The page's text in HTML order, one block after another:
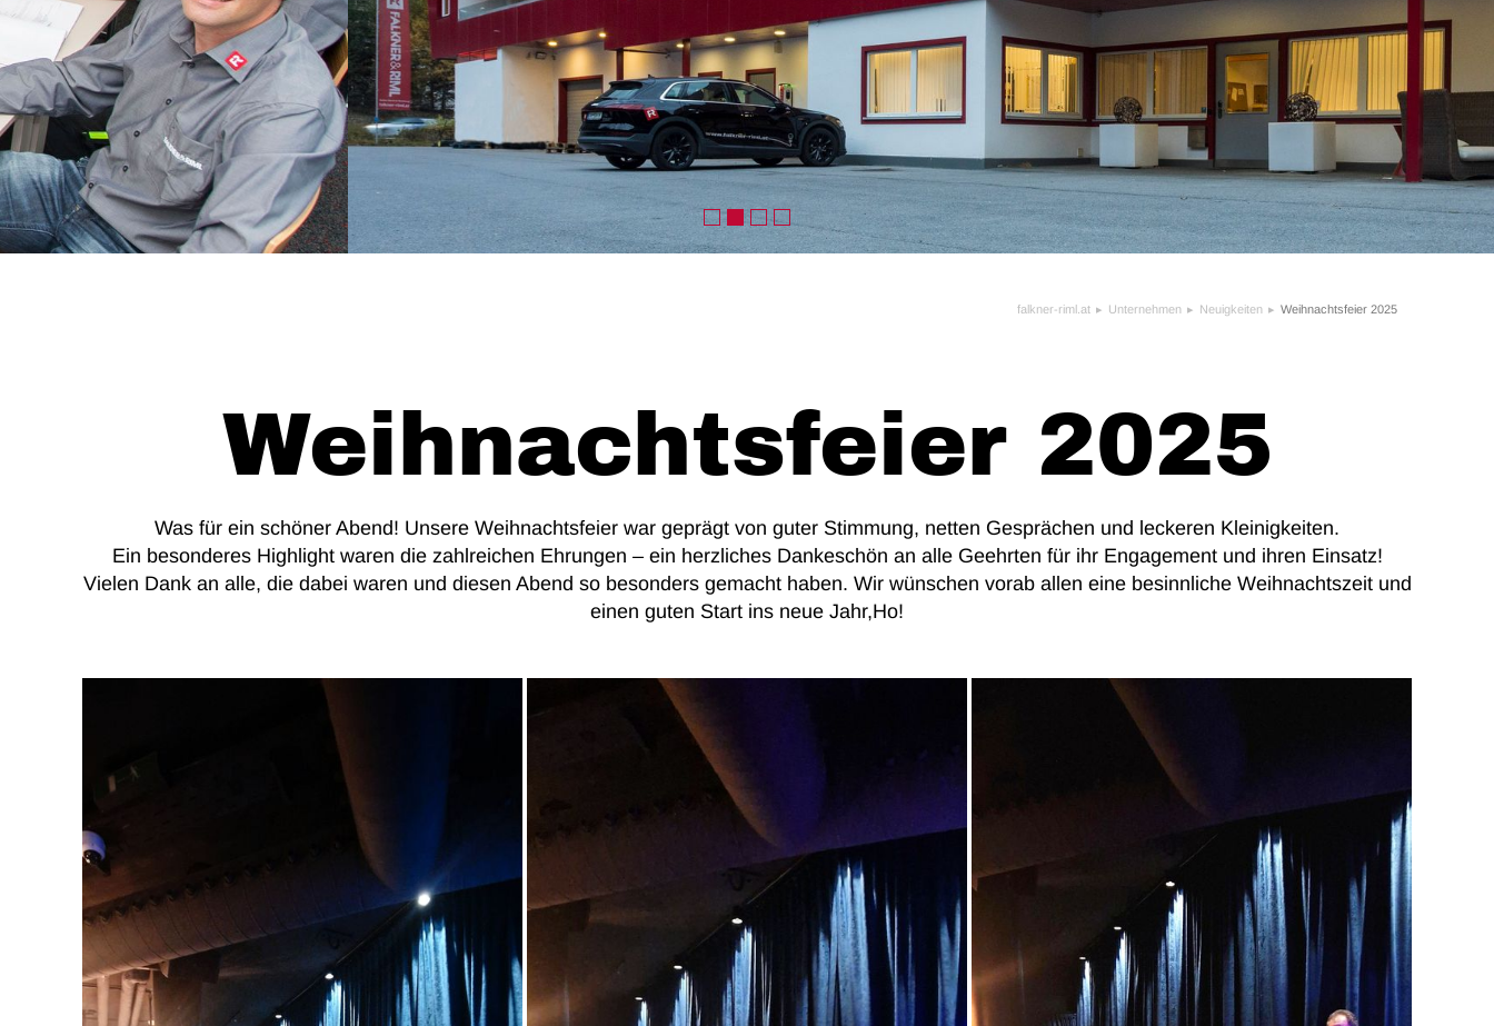
falkner-riml.at Unternehmen Neuigkeiten Weihnachtsfeier 2025
Weihnachtsfeier 2025
Was für ein schöner Abend! Unsere Weihnachtsfeier war geprägt von guter Stimmung, netten Gesprächen und leckeren Kleinigkeiten.
Ein besonderes Highlight waren die zahlreichen Ehrungen – ein herzliches Dankeschön an alle Geehrten für ihr Engagement und ihren Einsatz!
Vielen Dank an alle, die dabei waren und diesen Abend so besonders gemacht haben. Wir wünschen vorab allen eine besinnliche Weihnachtszeit und
einen guten Start ins neue Jahr,Ho!